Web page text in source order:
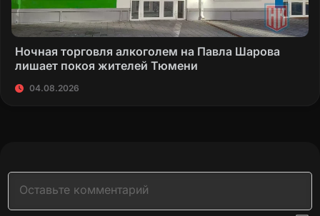
Ночная торговля алкоголем на Павла Шарова
лишает покоя жителей Тюмени
04.08.2026